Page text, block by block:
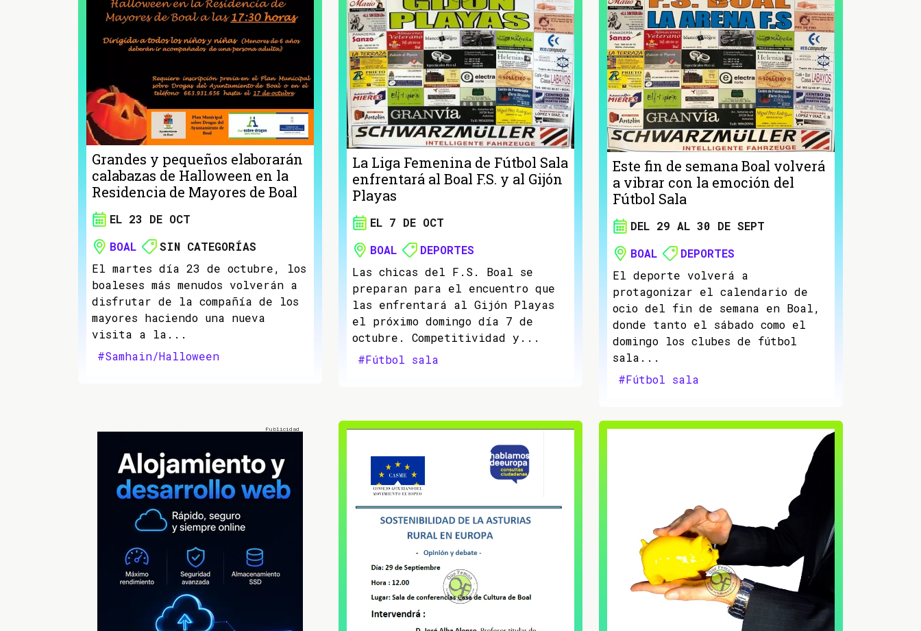
Grandes y pequeños elaborarán
calabazas de Halloween en la
Residencia de Mayores de Boal
EL 23 DE OCT
BOAL
SIN CATEGORÍAS
El martes día 23 de octubre, los
boaleses más menudos volverán a
disfrutar de la compañía de los
mayores haciendo una nueva
visita a la...
#Samhain/Halloween
La Liga Femenina de Fútbol Sala
enfrentará al Boal F.S. y al Gijón
Playas
EL 7 DE OCT
BOAL
DEPORTES
Las chicas del F.S. Boal se
preparan para el encuentro que
las enfrentará al Gijón Playas
el próximo domingo día 7 de
octubre. Competitividad y...
#Fútbol sala
Este fin de semana Boal volverá
a vibrar con la emoción del
Fútbol Sala
DEL 29 AL 30 DE SEPT
BOAL
DEPORTES
El deporte volverá a
protagonizar el calendario de
ocio del fin de semana en Boal,
donde tanto el sábado como el
domingo los clubes de fútbol
sala...
#Fútbol sala